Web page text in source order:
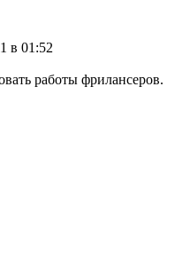
в 01:52
работы фрилансеров.